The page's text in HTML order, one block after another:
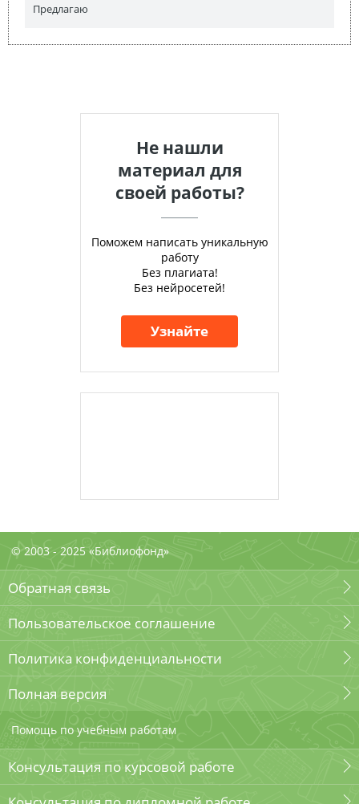
Предлагаю
Не нашли
материал для
своей работы?
Поможем написать уникальную
работу
Без плагиата!
Без нейросетей!
Узнайте
© 2003 - 2025 «Библиофонд»
Обратная связь
Пользовательское соглашение
Политика конфиденциальности
Полная версия
Помощь по учебным работам
Консультация по курсовой работе